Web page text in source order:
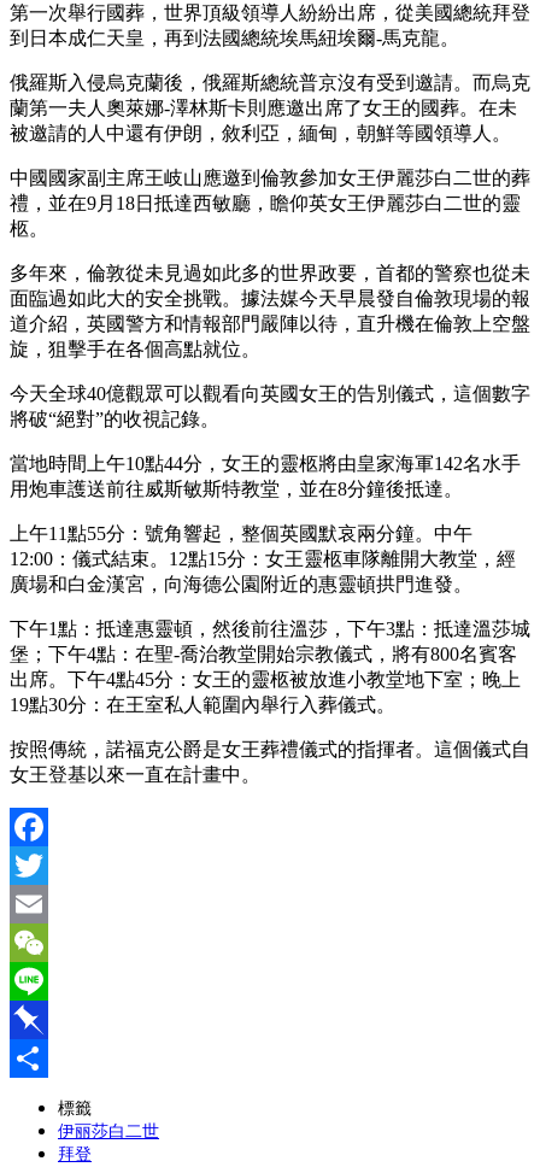
第一次舉行國葬，世界頂級領導人紛紛出席，從美國總統拜登
到日本成仁天皇，再到法國總統埃馬紐埃爾-馬克龍。
俄羅斯入侵烏克蘭後，俄羅斯總統普京沒有受到邀請。而烏克
蘭第一夫人奧萊娜-澤林斯卡則應邀出席了女王的國葬。在未
被邀請的人中還有伊朗，敘利亞，緬甸，朝鮮等國領導人。
中國國家副主席王岐山應邀到倫敦參加女王伊麗莎白二世的葬
禮，並在9月18日抵達西敏廳，瞻仰英女王伊麗莎白二世的靈
柩。
多年來，倫敦從未見過如此多的世界政要，首都的警察也從未
面臨過如此大的安全挑戰。據法媒今天早晨發自倫敦現場的報
道介紹，英國警方和情報部門嚴陣以待，直升機在倫敦上空盤
旋，狙擊手在各個高點就位。
今天全球40億觀眾可以觀看向英國女王的告別儀式，這個數字
將破“絕對”的收視記錄。
當地時間上午10點44分，女王的靈柩將由皇家海軍142名水手
用炮車護送前往威斯敏斯特教堂，並在8分鐘後抵達。
上午11點55分：號角響起，整個英國默哀兩分鐘。中午
12:00：儀式結束。12點15分：女王靈柩車隊離開大教堂，經
廣場和白金漢宮，向海德公園附近的惠靈頓拱門進發。
下午1點：抵達惠靈頓，然後前往溫莎，下午3點：抵達溫莎城
堡；下午4點：在聖-喬治教堂開始宗教儀式，將有800名賓客
出席。下午4點45分：女王的靈柩被放進小教堂地下室；晚上
19點30分：在王室私人範圍內舉行入葬儀式。
按照傳統，諾福克公爵是女王葬禮儀式的指揮者。這個儀式自
女王登基以來一直在計畫中。
Facebook
Twitter
Email
WeChat
Line
Pinboard
標籤
伊丽莎白二世
拜登